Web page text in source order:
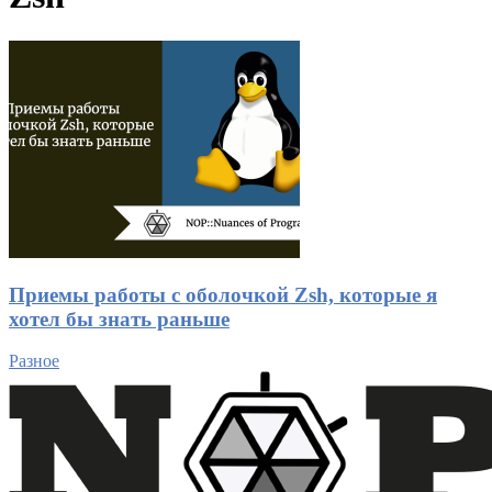
Приемы работы с оболочкой Zsh, которые я
хотел бы знать раньше
Разное